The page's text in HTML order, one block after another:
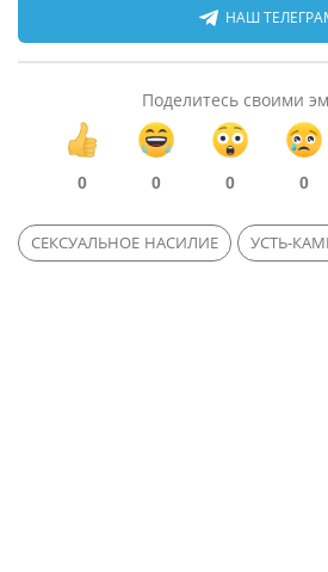
НАШ
Поделитесь своими
0 0 0 0
СЕКСУАЛЬНОЕ НАСИЛИЕ УСТЬ-